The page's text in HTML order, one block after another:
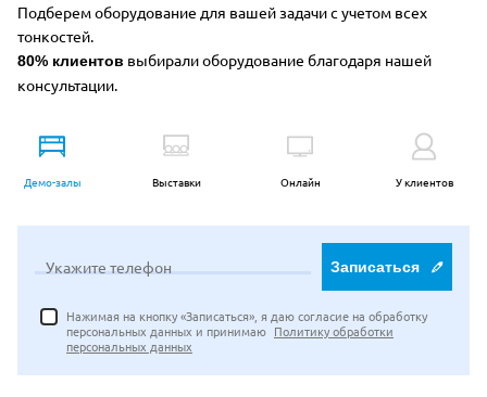
Подберем оборудование для вашей задачи с учетом всех
тонкостей.
80% клиентов выбирали оборудование благодаря нашей
консультации.
Демо-залы Выставки Онлайн У клиентов
Укажите телефон Записаться
Нажимая на кнопку «Записаться», я даю согласие на обработку
персональных данных и принимаю Политику обработки
персональных данных